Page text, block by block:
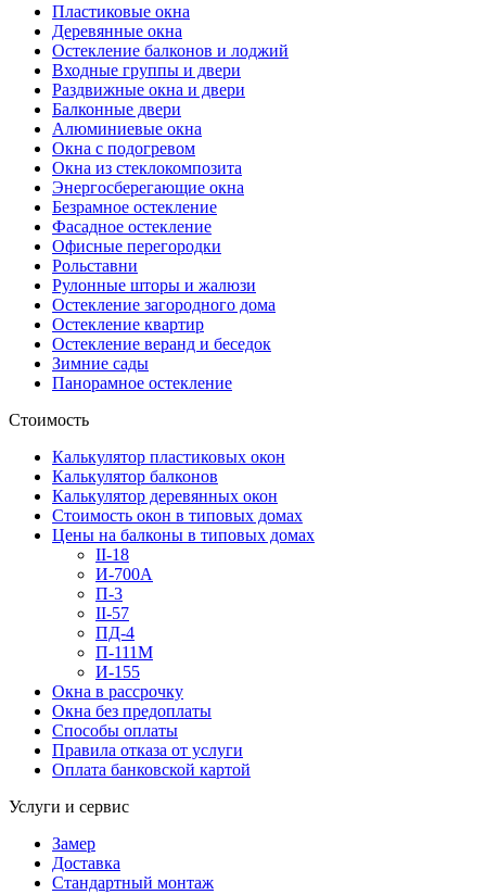
Пластиковые окна
Деревянные окна
Остекление балконов и лоджий
Входные группы и двери
Раздвижные окна и двери
Балконные двери
Алюминиевые окна
Окна с подогревом
Окна из стеклокомпозита
Энергосберегающие окна
Безрамное остекление
Фасадное остекление
Офисные перегородки
Рольставни
Рулонные шторы и жалюзи
Остекление загородного дома
Остекление квартир
Остекление веранд и беседок
Зимние сады
Панорамное остекление
Стоимость
Калькулятор пластиковых окон
Калькулятор балконов
Калькулятор деревянных окон
Стоимость окон в типовых домах
Цены на балконы в типовых домах
II-18
И-700А
П-3
II-57
ПД-4
П-111М
И-155
Окна в рассрочку
Окна без предоплаты
Способы оплаты
Правила отказа от услуги
Оплата банковской картой
Услуги и сервис
Замер
Доставка
Стандартный монтаж